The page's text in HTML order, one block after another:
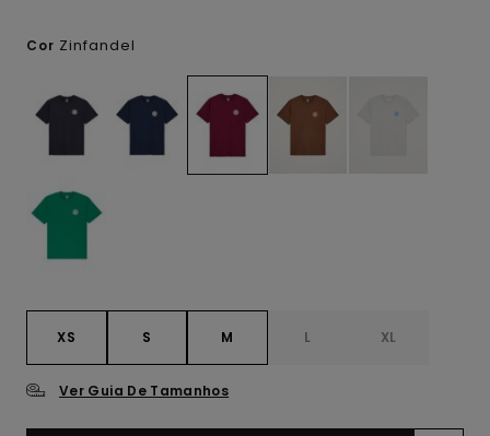
Cor Zinfandel
XS S M L XL
Ver Guia De Tamanhos